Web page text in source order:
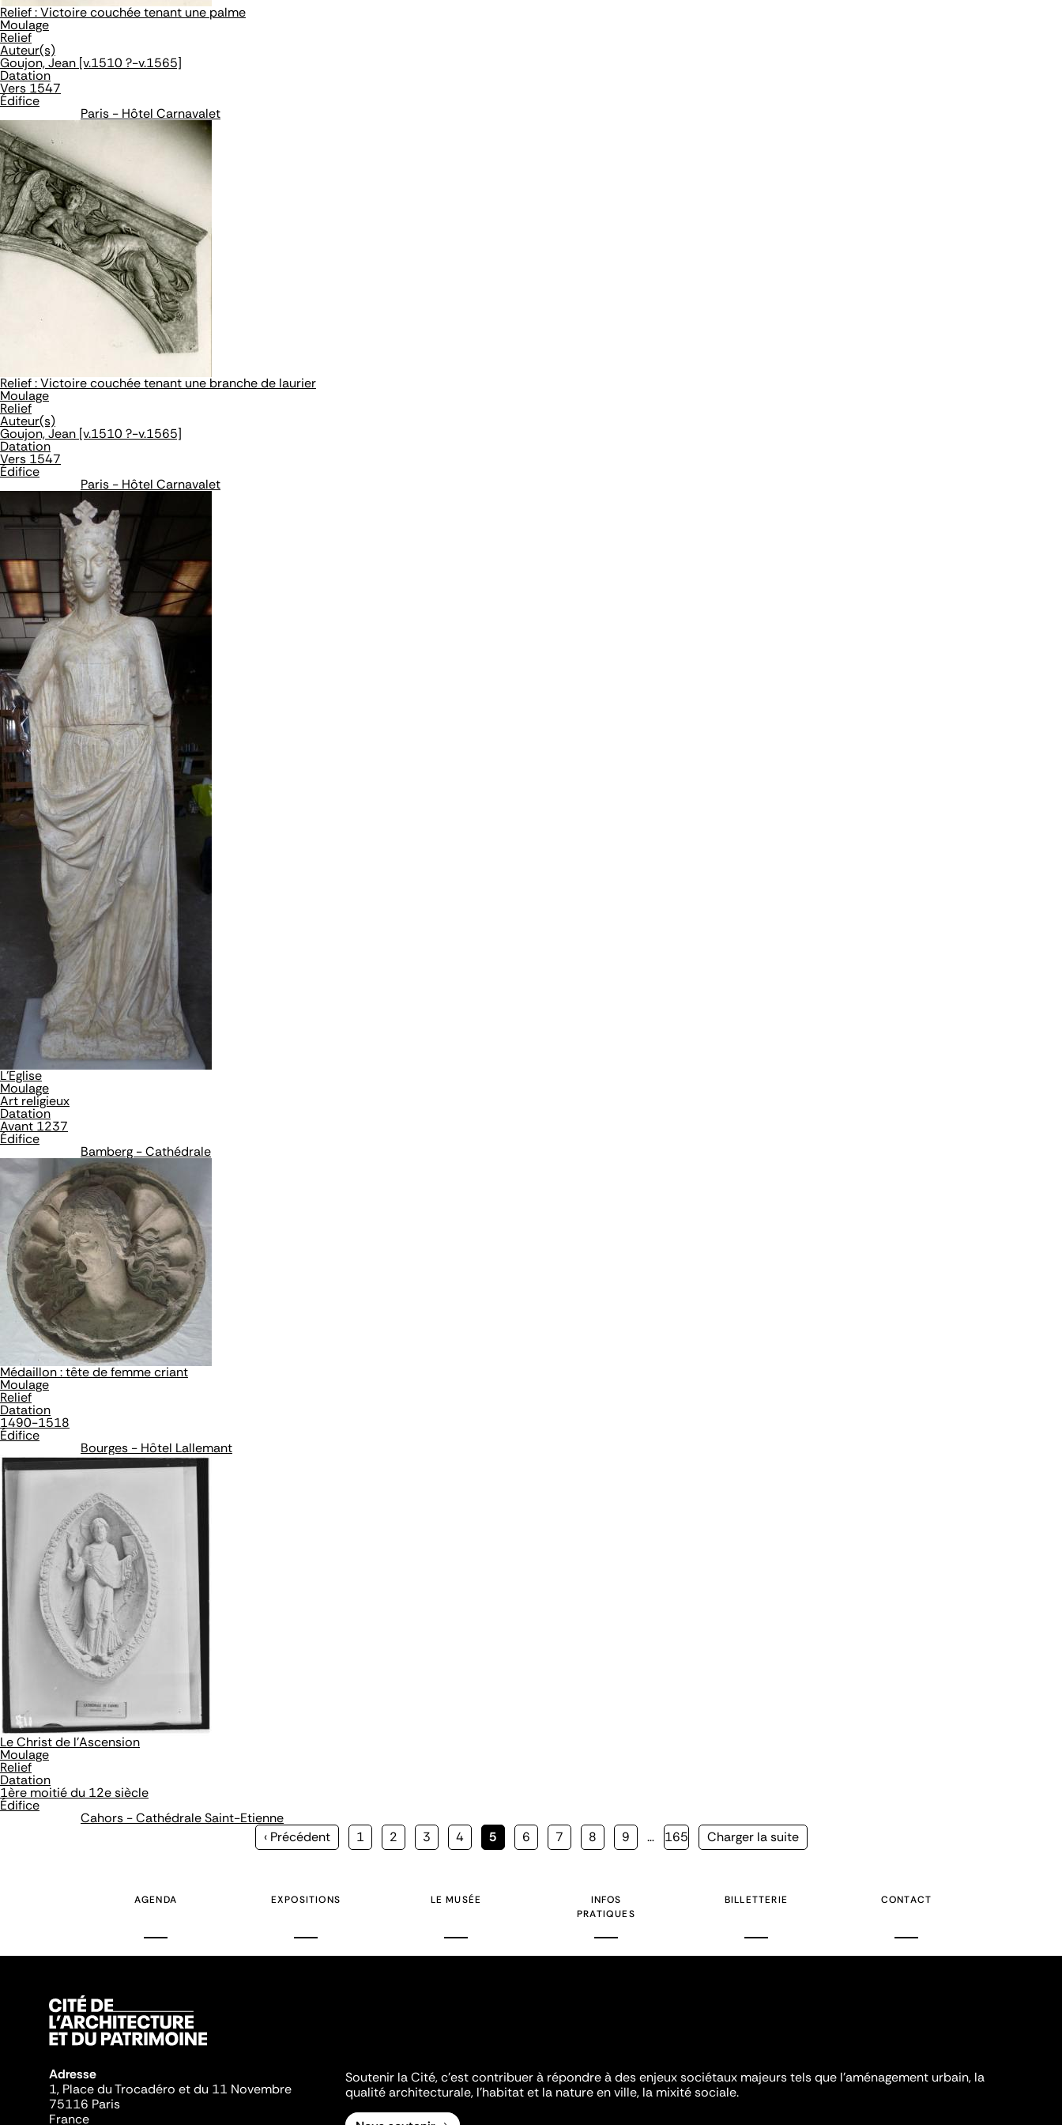
Relief : Victoire couchée tenant une palme
Moulage
Relief
Auteur(s)
Goujon, Jean [v.1510 ?-v.1565]
Datation
Vers 1547
Édifice
Paris - Hôtel Carnavalet
Relief : Victoire couchée tenant une branche de laurier
Moulage
Relief
Auteur(s)
Goujon, Jean [v.1510 ?-v.1565]
Datation
Vers 1547
Édifice
Paris - Hôtel Carnavalet
L'Eglise
Moulage
Art religieux
Datation
Avant 1237
Édifice
Bamberg - Cathédrale
Médaillon : tête de femme criant
Moulage
Relief
Datation
1490-1518
Édifice
Bourges - Hôtel Lallemant
Le Christ de l'Ascension
Moulage
Relief
Datation
1ère moitié du 12e siècle
Édifice
Cahors - Cathédrale Saint-Etienne
Page
‹ Précédent Page
1 Page
2 Page
3 Page
4
Page
5 Page
6 Page
7 Page
8 Page
9 … Page
165
Page
Charger la suite
AGENDA EXPOSITIONS LE MUSÉE
INFOS
PRATIQUES
BILLETTERIE CONTACT
Adresse
1, Place du Trocadéro et du 11 Novembre
75116 Paris
France
Soutenir la Cité, c'est contribuer à répondre à des enjeux sociétaux majeurs tels que l'aménagement urbain, la
qualité architecturale, l'habitat et la nature en ville, la mixité sociale.